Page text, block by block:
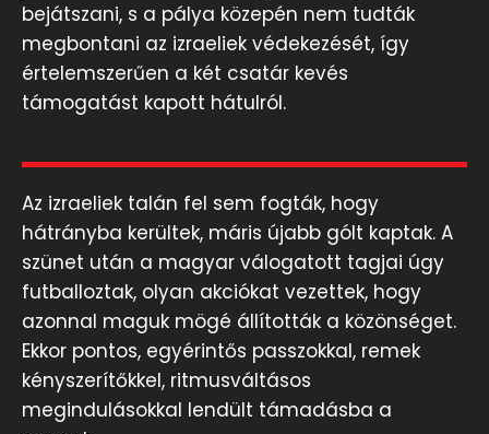
bejátszani, s a pálya közepén nem tudták
megbontani az izraeliek védekezését, így
értelemszerűen a két csatár kevés
támogatást kapott hátulról.
Az izraeliek talán fel sem fogták, hogy
hátrányba kerültek, máris újabb gólt kaptak. A
szünet után a magyar válogatott tagjai úgy
futballoztak, olyan akciókat vezettek, hogy
azonnal maguk mögé állították a közönséget.
Ekkor pontos, egyérintős passzokkal, remek
kényszerítőkkel, ritmusváltásos
megindulásokkal lendült támadásba a